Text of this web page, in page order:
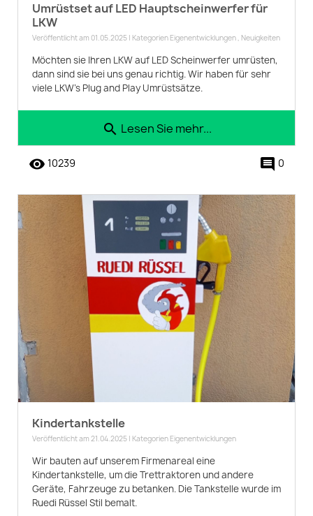
Umrüstset auf LED Hauptscheinwerfer für
LKW
Veröffentlicht am 01.05.2025 | Kategorien Eigenentwicklungen, Neuigkeiten
Möchten sie Ihren LKW auf LED Scheinwerfer umrüsten,
dann sind sie bei uns genau richtig. Wir haben für sehr
viele LKW's Plug and Play Umrüstsätze.
search Lesen Sie mehr...
remove_red_eye 10239 comment 0
Kindertankstelle
Veröffentlicht am 21.04.2025 | Kategorien Eigenentwicklungen
Wir bauten auf unserem Firmenareal eine
Kindertankstelle, um die Trettraktoren und andere
Geräte, Fahrzeuge zu betanken. Die Tankstelle wurde im
Ruedi Rüssel Stil bemalt.